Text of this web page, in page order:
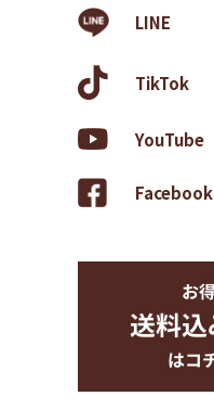
LINE
TikTok
YouTube
Facebook